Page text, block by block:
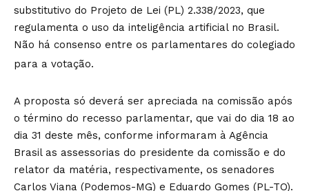
substitutivo do Projeto de Lei (PL) 2.338/2023, que
regulamenta o uso da inteligência artificial no Brasil.
Não há consenso entre os parlamentares do colegiado
para a votação.
A proposta só deverá ser apreciada na comissão após
o término do recesso parlamentar, que vai do dia 18 ao
dia 31 deste mês, conforme informaram à Agência
Brasil as assessorias do presidente da comissão e do
relator da matéria, respectivamente, os senadores
Carlos Viana (Podemos-MG) e Eduardo Gomes (PL-TO).